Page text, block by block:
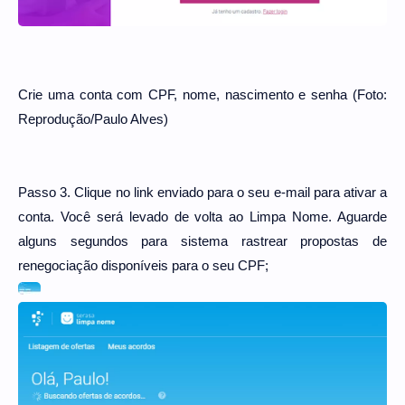
Crie uma conta com CPF, nome, nascimento e senha (Foto:
Reprodução/Paulo Alves)
Passo 3. Clique no link enviado para o seu e-mail para ativar a
conta. Você será levado de volta ao Limpa Nome. Aguarde
alguns segundos para sistema rastrear propostas de
renegociação disponíveis para o seu CPF;